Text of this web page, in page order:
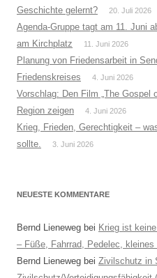
Geschichte gelernt?
20. Juli 2026
Agenda-Gruppe tagt am 11. Juni
am Kirchplatz
11. Juni 2026
Planung von Friedensarbeit in
Friedenskreises
4. Juni 2026
Vorschlag: Den Film „The Gospel
Region zeigen
4. Juni 2026
Krieg, Frieden, Gerechtigkeit –
sollte.
3. Juni 2026
NEUESTE KOMMENTARE
Bernd Lieneweg bei Krieg ist
– Füße, Fahrrad, Pedelec, kleines
Bernd Lieneweg bei Zivilschutz in